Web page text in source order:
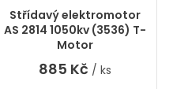
Střídavý elektromotor
AS 2814 1050kv (3536) T-
Motor
hodnocení
produktu
885 Kč / ks